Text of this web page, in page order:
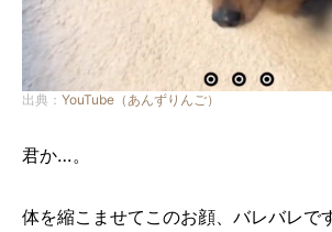
出典： YouTube（あんずりんご）
君か…。
体を縮こませてこのお顔、バレバレです